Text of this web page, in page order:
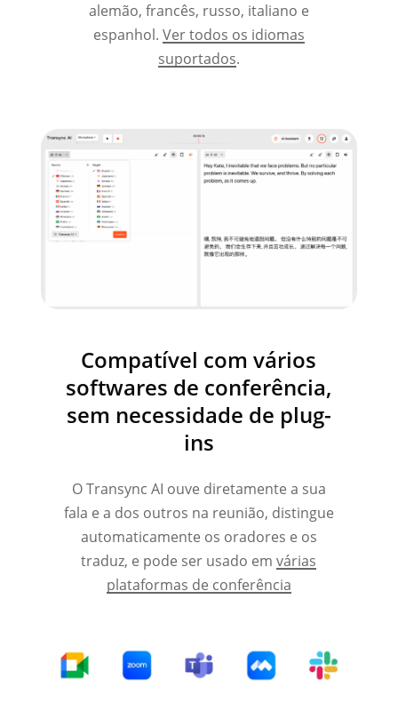
alemão, francês, russo, italiano e
espanhol. Ver todos os idiomas
suportados.
Compatível com vários
softwares de conferência,
sem necessidade de plug-
ins
O Transync AI ouve diretamente a sua
fala e a dos outros na reunião, distingue
automaticamente os oradores e os
traduz, e pode ser usado emvárias
plataformas de conferência